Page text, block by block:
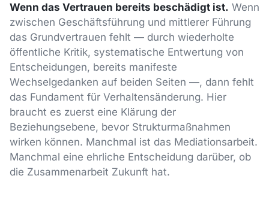
Wenn das Vertrauen bereits beschädigt ist. Wenn
zwischen Geschäftsführung und mittlerer Führung
das Grundvertrauen fehlt — durch wiederholte
öffentliche Kritik, systematische Entwertung von
Entscheidungen, bereits manifeste
Wechselgedanken auf beiden Seiten —, dann fehlt
das Fundament für Verhaltensänderung. Hier
braucht es zuerst eine Klärung der
Beziehungsebene, bevor Strukturmaßnahmen
wirken können. Manchmal ist das Mediationsarbeit.
Manchmal eine ehrliche Entscheidung darüber, ob
die Zusammenarbeit Zukunft hat.